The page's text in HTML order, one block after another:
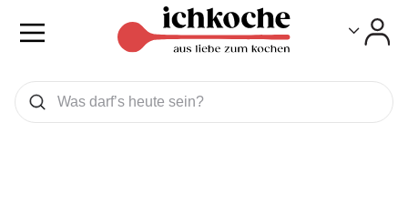
Was wollen Sie suchen
Suchen